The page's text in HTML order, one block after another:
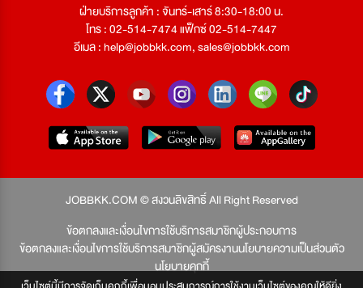
ฝ่ายบริการลูกค้า : จันทร์-เสาร์ 8:30-18:00 น.
โทร : 02-514-7474 แฟ็กซ์ 02-514-7447
อีเมล :help@jobbkk.com,sales@jobbkk.com
JOBBKK.COM © สงวนลิขสิทธิ์ All Right Reserved
ข้อตกลงและเงื่อนไขการใช้บริการสมาชิกผู้ประกอบการ
ข้อตกลงและเงื่อนไขการใช้บริการสมาชิกผู้สมัครงานนโยบายความเป็นส่วนตัว
นโยบายคุกกี้